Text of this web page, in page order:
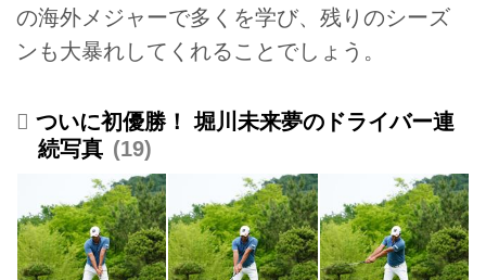
の海外メジャーで多くを学び、残りのシーズ
ンも大暴れしてくれることでしょう。
ついに初優勝！ 堀川未来夢のドライバー連
続写真
19